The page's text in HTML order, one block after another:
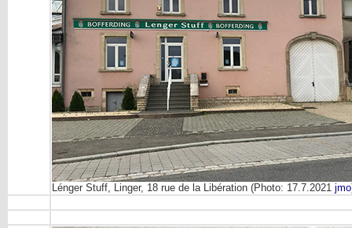
Lénger Stuff, Linger, 18 rue de la Libération (Photo: 17.7.2021 jmo